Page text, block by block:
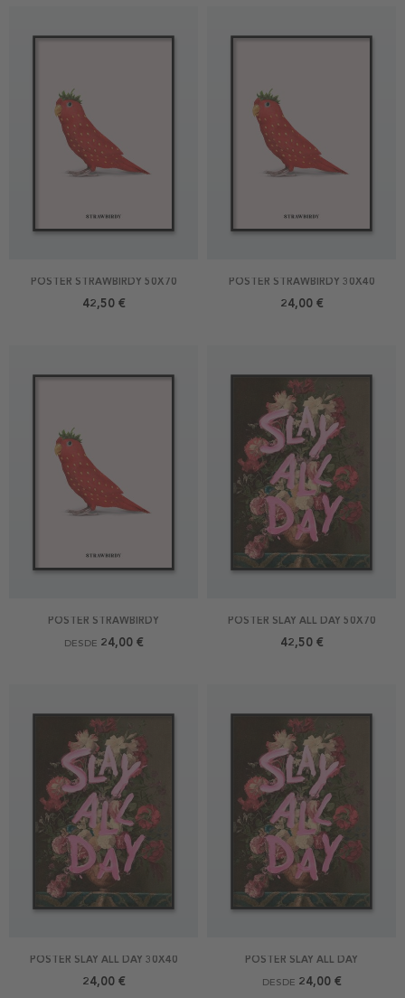
POSTER STRAWBIRDY 50X70
42,50 €
POSTER STRAWBIRDY 30X40
24,00 €
POSTER STRAWBIRDY
DESDE 24,00 €
POSTER SLAY ALL DAY 50X70
42,50 €
POSTER SLAY ALL DAY 30X40
24,00 €
POSTER SLAY ALL DAY
DESDE 24,00 €